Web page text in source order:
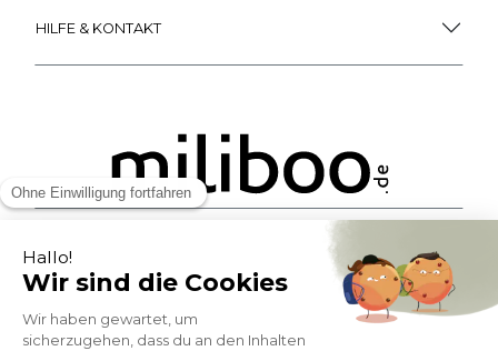
HILFE & KONTAKT
ZAHLUNGSMÖGLICHKEITEN